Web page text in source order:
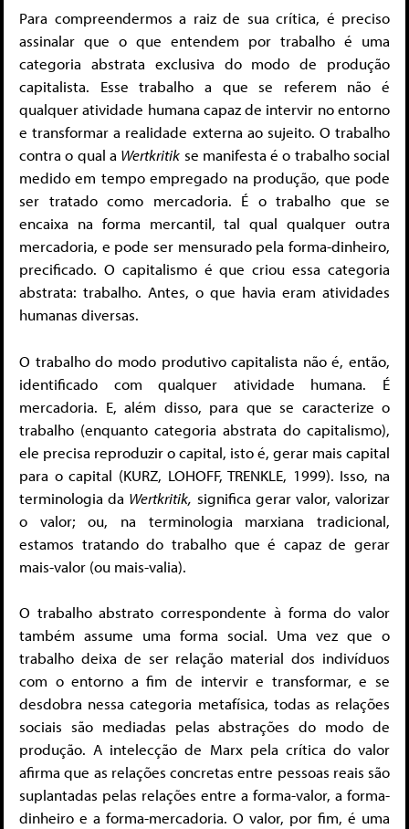
Para compreendermos a raiz de sua crítica, é preciso
assinalar que o que entendem por trabalho é uma
categoria abstrata exclusiva do modo de produção
capitalista. Esse trabalho a que se referem não é
qualquer atividade humana capaz de intervir no entorno
e transformar a realidade externa ao sujeito. O trabalho
contra o qual a Wertkritik se manifesta é o trabalho social
medido em tempo empregado na produção, que pode
ser tratado como mercadoria. É o trabalho que se
encaixa na forma mercantil, tal qual qualquer outra
mercadoria, e pode ser mensurado pela forma-dinheiro,
precificado. O capitalismo é que criou essa categoria
abstrata: trabalho. Antes, o que havia eram atividades
humanas diversas.
O trabalho do modo produtivo capitalista não é, então,
identificado com qualquer atividade humana. É
mercadoria. E, além disso, para que se caracterize o
trabalho (enquanto categoria abstrata do capitalismo),
ele precisa reproduzir o capital, isto é, gerar mais capital
para o capital (KURZ, LOHOFF, TRENKLE, 1999). Isso, na
terminologia da Wertkritik, significa gerar valor, valorizar
o valor; ou, na terminologia marxiana tradicional,
estamos tratando do trabalho que é capaz de gerar
mais-valor (ou mais-valia).
O trabalho abstrato correspondente à forma do valor
também assume uma forma social. Uma vez que o
trabalho deixa de ser relação material dos indivíduos
com o entorno a fim de intervir e transformar, e se
desdobra nessa categoria metafísica, todas as relações
sociais são mediadas pelas abstrações do modo de
produção. A intelecção de Marx pela crítica do valor
afirma que as relações concretas entre pessoas reais são
suplantadas pelas relações entre a forma-valor, a forma-
dinheiro e a forma-mercadoria. O valor, por fim, é uma